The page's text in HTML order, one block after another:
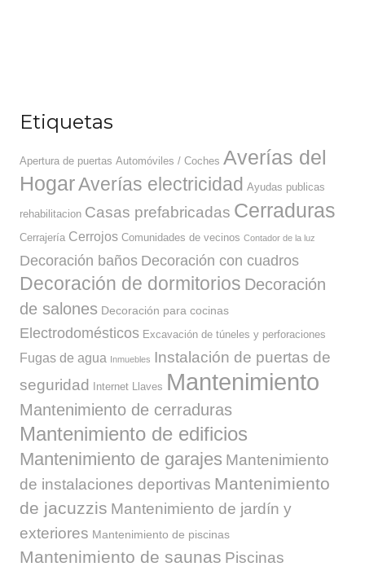
Etiquetas
Apertura de puertas Automóviles / Coches Averías del
HogarAverías electricidad Ayudas publicas
rehabilitacion Casas prefabricadas Cerraduras
Cerrajería Cerrojos Comunidades de vecinos Contador de la luz
Decoración baños Decoración con cuadros
Decoración de dormitorios Decoración
de salones Decoración para cocinas
Electrodomésticos Excavación de túneles y perforaciones
Fugas de agua Inmuebles Instalación de puertas de
seguridad
Internet Llaves Mantenimiento
Mantenimiento de cerraduras
Mantenimiento de edificios
Mantenimiento de garajes Mantenimiento
de instalaciones deportivas Mantenimiento
de jacuzzis Mantenimiento de jardín y
exteriores Mantenimiento de piscinas
Mantenimiento de saunas Piscinas